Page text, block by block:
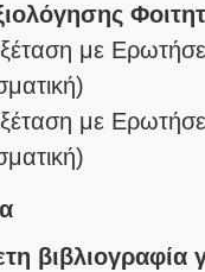
με
)
με
)
βιβλιογραφία